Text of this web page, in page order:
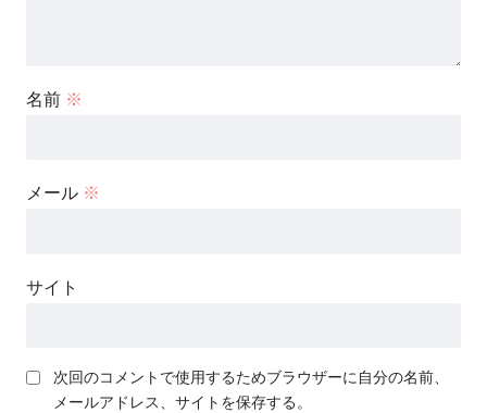
名前 ※
メール ※
サイト
次回のコメントで使用するためブラウザーに自分の名前、
メールアドレス、サイトを保存する。